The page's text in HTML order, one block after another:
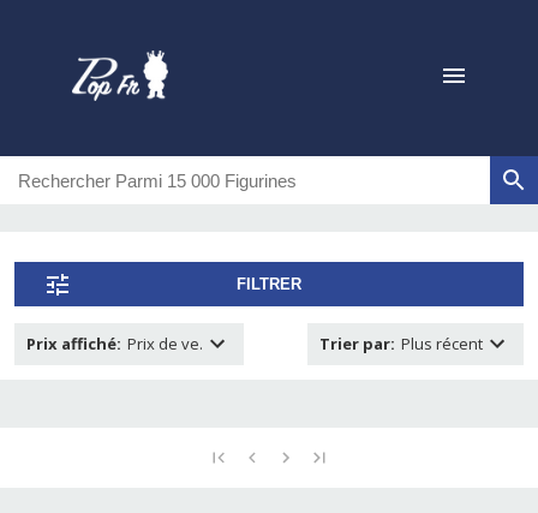
FILTRER
Prix affiché: Prix de ve. Trier par: Plus récent